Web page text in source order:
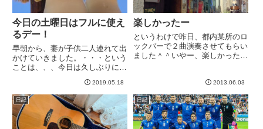
今日の土曜日はフルに使え
るデー！
早朝から、妻が子供二人連れて出
かけていきました。・・・という
ことは、、、今日は久しぶりに、
な。。。といっても概ね決まって
ますが。まず、午前中はギター
練。で、午後は剣道の出稽古に行
く。出稽古については、居住区が
主催...
2019.05.18
楽しかったー
というわけで昨日、都内某所のロ
ックバーで２曲演奏させてもらい
ました＾＾いやー、楽しかった＾
にお店主催でセッションをやるそ
うです。今回は曲があらかじめ決
まっているタイプなので、セッ
シ...
2013.06.03
日記 日記